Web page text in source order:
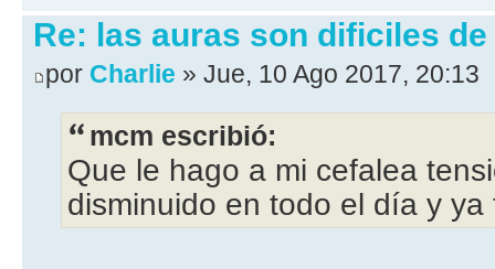
Re: las auras son dificiles
por Charlie » Jue, 10 Ago 2017, 20:13
mcm escribió:
Que le hago a mi cefalea
disminuido en todo el día y